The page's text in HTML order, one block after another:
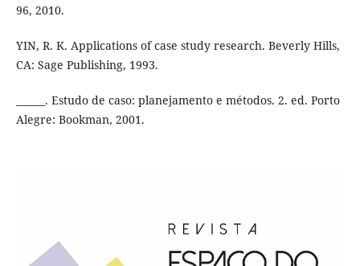
96, 2010.
YIN, R. K. Applications of case study research. Beverly Hills,
CA: Sage Publishing, 1993.
______. Estudo de caso: planejamento e métodos. 2. ed. Porto
Alegre: Bookman, 2001.